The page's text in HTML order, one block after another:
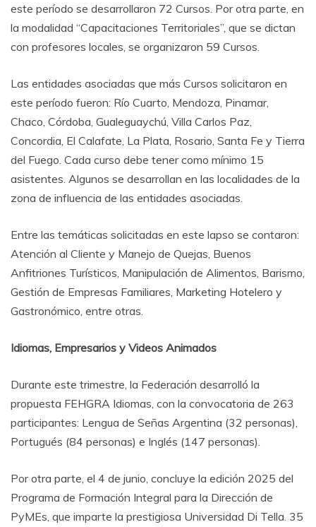
este período se desarrollaron 72 Cursos. Por otra parte, en
la modalidad “Capacitaciones Territoriales”, que se dictan
con profesores locales, se organizaron 59 Cursos.
Las entidades asociadas que más Cursos solicitaron en
este período fueron: Río Cuarto, Mendoza, Pinamar,
Chaco, Córdoba, Gualeguaychú, Villa Carlos Paz,
Concordia, El Calafate, La Plata, Rosario, Santa Fe y Tierra
del Fuego. Cada curso debe tener como mínimo 15
asistentes. Algunos se desarrollan en las localidades de la
zona de influencia de las entidades asociadas.
Entre las temáticas solicitadas en este lapso se contaron:
Atención al Cliente y Manejo de Quejas, Buenos
Anfitriones Turísticos, Manipulación de Alimentos, Barismo,
Gestión de Empresas Familiares, Marketing Hotelero y
Gastronómico, entre otras.
Idiomas, Empresarios y Videos Animados
Durante este trimestre, la Federación desarrolló la
propuesta FEHGRA Idiomas, con la convocatoria de 263
participantes: Lengua de Señas Argentina (32 personas),
Portugués (84 personas) e Inglés (147 personas).
Por otra parte, el 4 de junio, concluye la edición 2025 del
Programa de Formación Integral para la Dirección de
PyMEs, que imparte la prestigiosa Universidad Di Tella. 35